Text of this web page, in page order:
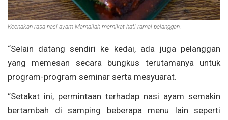
Keenakan rasa nasi ayam Mamallah memikat hati ramai pelanggan.
“Selain datang sendiri ke kedai, ada juga pelanggan
yang memesan secara bungkus terutamanya untuk
program-program seminar serta mesyuarat.
“Setakat ini, permintaan terhadap nasi ayam semakin
bertambah di samping beberapa menu lain seperti